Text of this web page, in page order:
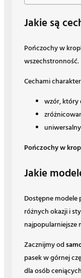
Jakie są
Pończochy w
wszechstronność.
Cechami
wzór, który
Pończochy w
Jakie
Dostępne
różnych okazji i
najpopularniejsze
Zacznijmy od
pasek w górnej
dla osób